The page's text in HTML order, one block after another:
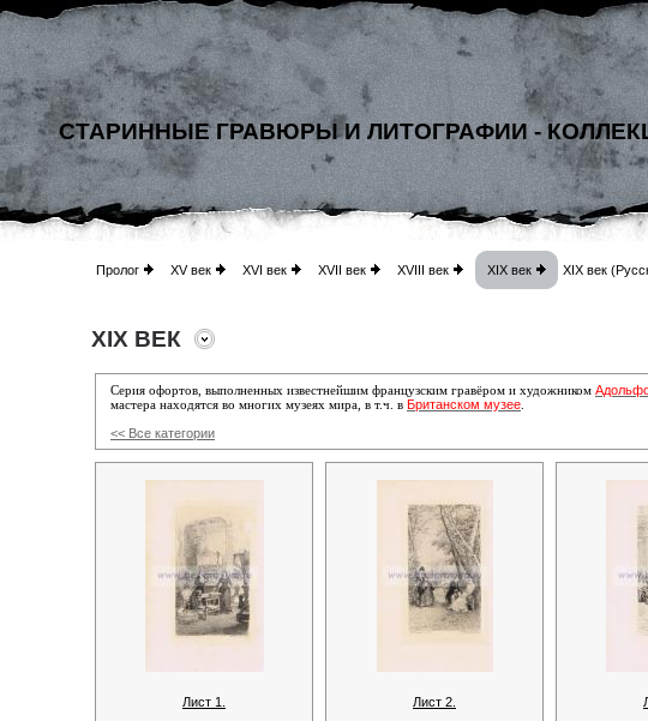
СТАРИННЫЕ ГРАВЮРЫ И ЛИТОГРАФИИ -
Пролог XV век XVI век XVII век XVIII век XIX век XIX век
XIX ВЕК
Серия офортов, выполненных известнейшим французским гравёром и художником
мастера находятся во многих музеях мира, в т.ч. в Британском музее
<< Все категории
Лист 1. Лист 2.